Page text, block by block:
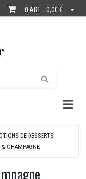
0 ART. - 0,00 €
DE DESSERTS
& CHAMPAGNE